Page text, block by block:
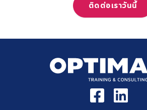
ติดต่อเราวันนี้